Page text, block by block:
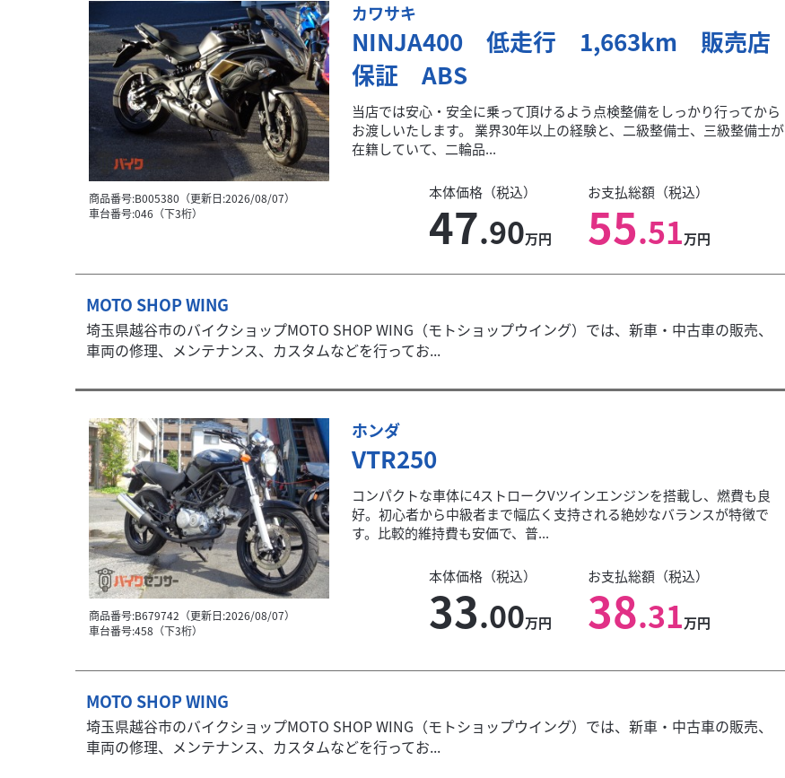
商品番号:B005380（更新日:2026/08/07）
車台番号:046（下3桁）
カワサキ
NINJA400 低走行 1,663km 販売店
保証 ABS
当店では安心・安全に乗って頂けるよう点検整備をしっかり行ってから
お渡しいたします。 業界30年以上の経験と、二級整備士、三級整備士が
在籍していて、二輪品...
本体価格（税込）
47.90万円
お支払総額（税込）
55.51万円
MOTO SHOP WING
埼玉県越谷市のバイクショップMOTO SHOP WING（モトショップウイング）では、新車・中古車の販売、
車両の修理、メンテナンス、カスタムなどを行ってお...
商品番号:B679742（更新日:2026/08/07）
車台番号:458（下3桁）
ホンダ
VTR250
コンパクトな車体に4ストロークVツインエンジンを搭載し、燃費も良
好。初心者から中級者まで幅広く支持される絶妙なバランスが特徴で
す。比較的維持費も安価で、普...
本体価格（税込）
33.00万円
お支払総額（税込）
38.31万円
MOTO SHOP WING
埼玉県越谷市のバイクショップMOTO SHOP WING（モトショップウイング）では、新車・中古車の販売、
車両の修理、メンテナンス、カスタムなどを行ってお...